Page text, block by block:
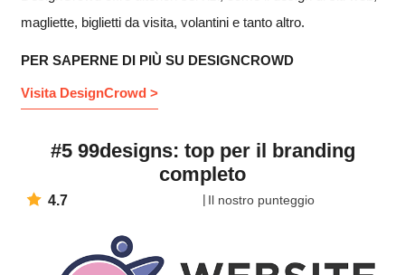
magliette, biglietti da visita, volantini e tanto altro.
PER SAPERNE DI PIÙ SU DESIGNCROWD
Visita DesignCrowd >
#5 99designs: top per il branding
completo
4.7 Il nostro punteggio